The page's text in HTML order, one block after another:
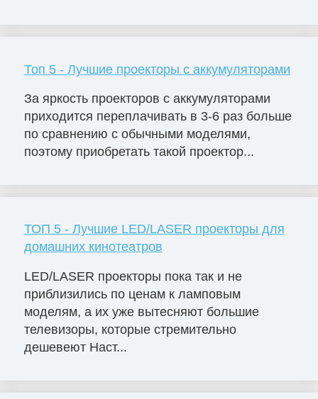
Топ 5 - Лучшие проекторы с аккумуляторами
За яркость проекторов с аккумуляторами
приходится переплачивать в 3-6 раз больше
по сравнению с обычными моделями,
поэтому приобретать такой проектор...
ТОП 5 - Лучшие LED/LASER проекторы для
домашних кинотеатров
LED/LASER проекторы пока так и не
приблизились по ценам к ламповым
моделям, а их уже вытесняют большие
телевизоры, которые стремительно
дешевеют Наст...